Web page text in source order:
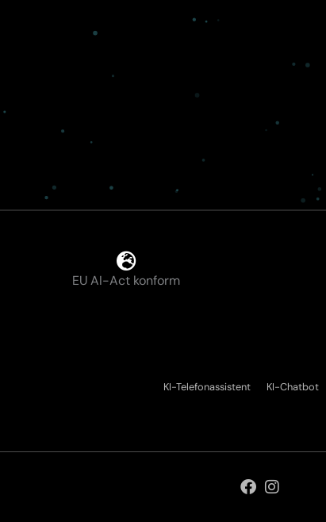
EU AI-Act konform
KI-Telefonassistent KI-Chatbot